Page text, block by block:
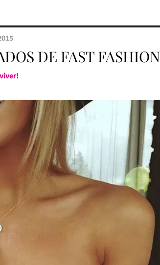
DE FAST FASHION